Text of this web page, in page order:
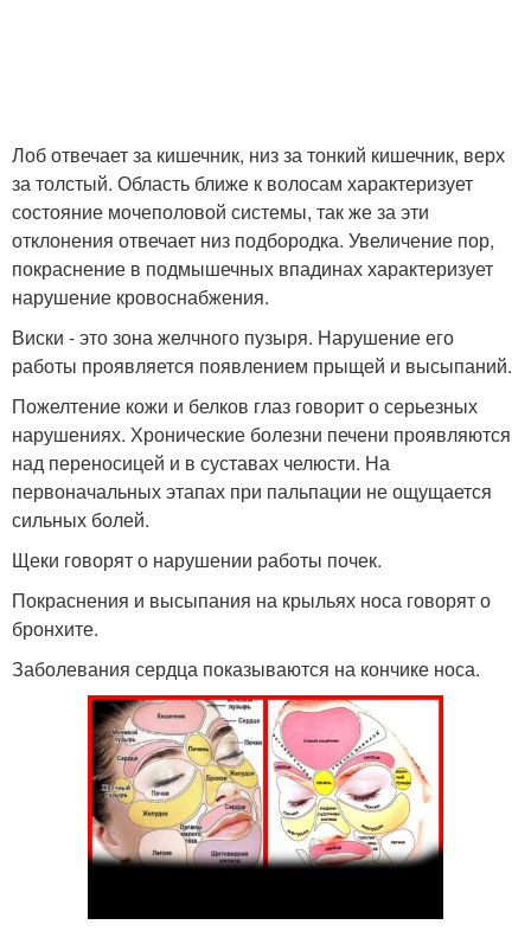
Лоб отвечает за кишечник, низ за тонкий кишечник, верх
за толстый. Область ближе к волосам характеризует
состояние мочеполовой системы, так же за эти
отклонения отвечает низ подбородка. Увеличение пор,
покраснение в подмышечных впадинах характеризует
нарушение кровоснабжения.
Виски - это зона желчного пузыря. Нарушение его
работы проявляется появлением прыщей и высыпаний.
Пожелтение кожи и белков глаз говорит о серьезных
нарушениях. Хронические болезни печени проявляются
над переносицей и в суставах челюсти. На
первоначальных этапах при пальпации не ощущается
сильных болей.
Щеки говорят о нарушении работы почек.
Покраснения и высыпания на крыльях носа говорят о
бронхите.
Заболевания сердца показываются на кончике носа.